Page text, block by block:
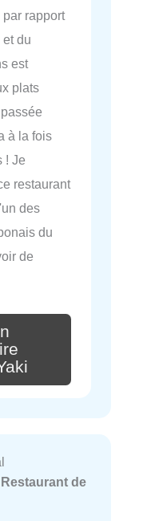
rapport
du
est
plats
à la fois
! Je
restaurant
des
du
de
Restaurant de